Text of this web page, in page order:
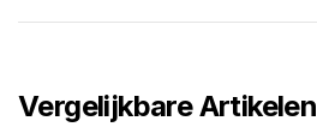
Vergelijkbare Artikelen